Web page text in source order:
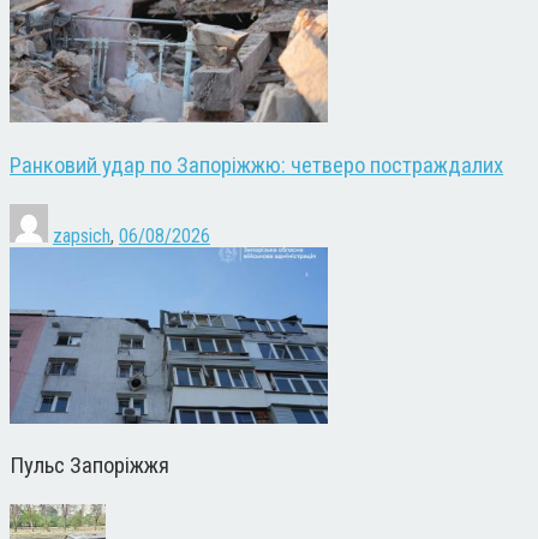
Ранковий удар по Запоріжжю: четверо постраждалих
zapsich, 06/08/2026
Пульс Запоріжжя